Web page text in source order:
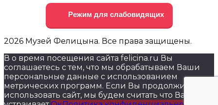
Режим для слабовидящих
2026 Музей Фелицына. Все права защищены.
В о время посещения сайта felicina.ru Вы
соглашаетесь с тем, что мы обрабатываем Ваши
персональные данные с использованием
метрических программ. Если Вы продолжите
использовать сайт, мы будем считать что Вас это